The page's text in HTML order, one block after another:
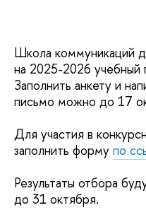
Школа коммуникаций
на 2025-2026 учебный
Заполнить анкету и
письмо можно до 17
Для участия в
заполнить форму по
Результаты отбора
до 31 октября.